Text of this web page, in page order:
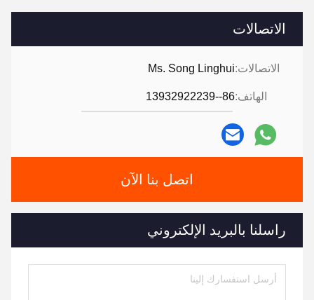
الاتصالات
الاتصالات:Ms. Song Linghui
الهاتف:86--13932922239
اتصل بنا الآن
راسلنا بالبريد الإلكتروني